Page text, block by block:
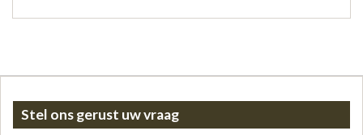
Stel ons gerust uw vraag